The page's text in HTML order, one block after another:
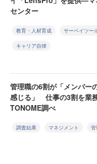
センター
教育・人材育成 サーベイツー
キャリア自律
管理職の6割が「メンバー
感じる」 仕事の3割を業
TONOME調べ
調査結果 マネジメント